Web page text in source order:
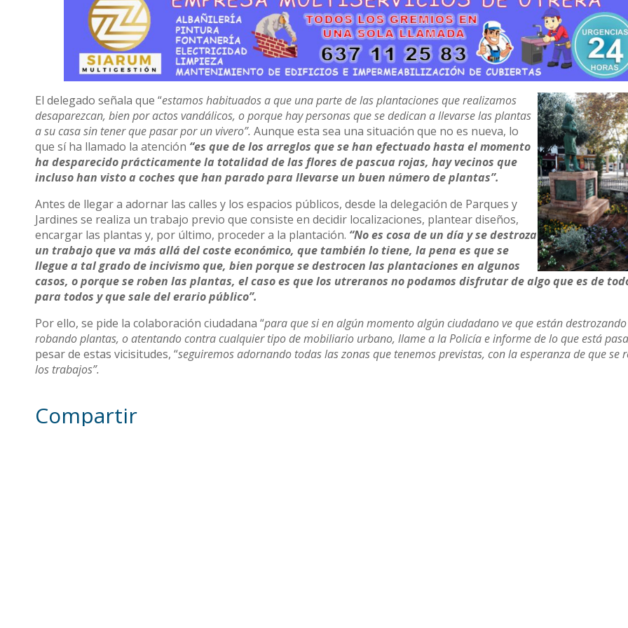
El delegado señala que “estamos habituados a que una parte de las plantaciones que realizamos
desaparezcan, bien por actos vandálicos, o porque hay personas que se dedican a llevarse las plantas
a su casa sin tener que pasar por un vivero”. Aunque esta sea una situación que no es nueva, lo
que sí ha llamado la atención “es que de los arreglos que se han efectuado hasta el momento
ha desparecido prácticamente la totalidad de las flores de pascua rojas, hay vecinos que
incluso han visto a coches que han parado para llevarse un buen número de plantas”.
Antes de llegar a adornar las calles y los espacios públicos, desde la delegación de Parques y
Jardines se realiza un trabajo previo que consiste en decidir localizaciones, plantear diseños,
encargar las plantas y, por último, proceder a la plantación. “No es cosa de un día y se destroza
un trabajo que va más allá del coste económico, que también lo tiene, la pena es que se
llegue a tal grado de incivismo que, bien porque se destrocen las plantaciones en algunos
casos, o porque se roben las plantas, el caso es que los utreranos no podamos disfrutar de algo que es de
para todos y que sale del erario público”.
Por ello, se pide la colaboración ciudadana “para que si en algún momento algún ciudadano ve que están
robando plantas, o atentando contra cualquier tipo de mobiliario urbano, llame a la Policía e informe de lo que está
pesar de estas vicisitudes, “seguiremos adornando todas las zonas que tenemos previstas, con la esperanza de que se
los trabajos”.
Compartir